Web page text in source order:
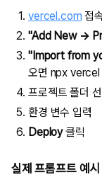
vercel.com 접
"Add New →
"Import from
오면 npx vercel
프로젝트 폴더
환경 변수 입력
Deploy클릭
실제 프롬프트 예